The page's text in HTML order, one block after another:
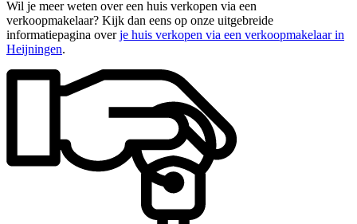
Wil je meer weten over een huis verkopen via een
verkoopmakelaar? Kijk dan eens op onze uitgebreide
informatiepagina overje huis verkopen via een verkoopmakelaar in
Heijningen.